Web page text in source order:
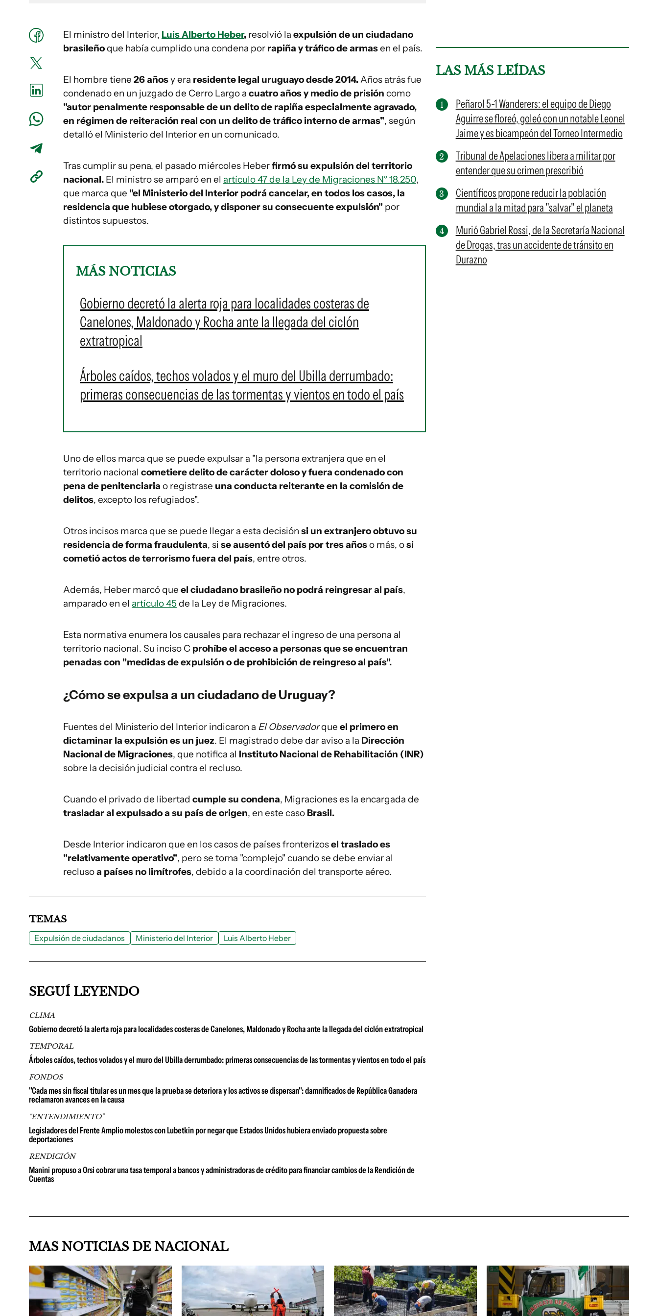
El ministro del Interior, Luis Alberto Heber, resolvió la expulsión de un ciudadano
brasileñoque había cumplido una condena por rapiña y tráfico de armasen el país.
El hombre tiene 26 añosy era residente legal uruguayo desde 2014.Años atrás fue
condenado en un juzgado de Cerro Largo a cuatro años y medio de prisión como
"autor penalmente responsable de un delito de rapiña especialmente agravado,
en régimen de reiteración real con un delito de tráfico interno de armas", según
detalló el Ministerio del Interior en un comunicado.
Tras cumplir su pena, el pasado miércoles Heberfirmó su expulsión del territorio
nacional. El ministro se amparó en el artículo 47 de la Ley de Migraciones N° 18.250,
que marca que "el Ministerio del Interior podrá cancelar, en todos los casos, la
residencia que hubiese otorgado, y disponer su consecuente expulsión" por
distintos supuestos.
MÁS NOTICIAS
Gobierno decretó la alerta roja para localidades costeras de
Canelones, Maldonado y Rocha ante la llegada del ciclón
extratropical
Árboles caídos, techos volados y el muro del Ubilla derrumbado:
primeras consecuencias de las tormentas y vientos en todo el país
Uno de ellos marca que se puede expulsar a "la persona extranjera que en el
territorio nacional cometiere delito de carácter doloso y fuera condenado con
pena de penitenciaria o registrase una conducta reiterante en la comisión de
delitos, excepto los refugiados".
Otros incisos marca que se puede llegar a esta decisión si un extranjero obtuvo su
residencia de forma fraudulenta, si se ausentó del país por tres añoso más, osi
cometió actos de terrorismo fuera del país, entre otros.
Además, Heber marcó que el ciudadano brasileño no podrá reingresar al país,
amparado en el artículo 45 de la Ley de Migraciones.
Esta normativa enumera los causales para rechazar el ingreso de una persona al
territorio nacional. Su inciso C prohíbe el acceso a personas que se encuentran
penadas con "medidas de expulsión o de prohibición de reingreso al país".
¿Cómo se expulsa a un ciudadano de Uruguay?
Fuentes del Ministerio del Interior indicaron a El Observadorque el primero en
dictaminar la expulsión es un juez. El magistrado debe dar aviso a la Dirección
Nacional de Migraciones, que notifica al Instituto Nacional de Rehabilitación (INR)
sobre la decisión judicial contra el recluso.
Cuando el privado de libertad cumple su condena, Migraciones es la encargada de
trasladar al expulsado a su país de origen, en este caso Brasil.
Desde Interior indicaron que en los casos de países fronterizosel traslado es
"relativamente operativo", pero se torna "complejo" cuando se debe enviar al
reclusoa países no limítrofes, debido a la coordinación del transporte aéreo.
LAS MÁS LEÍDAS
Peñarol 5-1 Wanderers: el equipo de Diego
Aguirre se floreó, goleó con un notable Leonel
Jaime y es bicampeón del Torneo Intermedio
Tribunal de Apelaciones libera a militar por
entender que su crimen prescribió
Científicos propone reducir la población
mundial a la mitad para "salvar" el planeta
Murió Gabriel Rossi, de la Secretaría Nacional
de Drogas, tras un accidente de tránsito en
Durazno
TEMAS
Expulsión de ciudadanos Ministerio del Interior Luis Alberto Heber
SEGUÍ LEYENDO
CLIMA
Gobierno decretó la alerta roja para localidades costeras de Canelones, Maldonado y Rocha ante la llegada del ciclón extratropical
TEMPORAL
Árboles caídos, techos volados y el muro del Ubilla derrumbado: primeras consecuencias de las tormentas y vientos en todo el país
FONDOS
"Cada mes sin fiscal titular es un mes que la prueba se deteriora y los activos se dispersan": damnificados de República Ganadera
reclamaron avances en la causa
"ENTENDIMIENTO"
Legisladores del Frente Amplio molestos con Lubetkin por negar que Estados Unidos hubiera enviado propuesta sobre
deportaciones
RENDICIÓN
Manini propuso a Orsi cobrar una tasa temporal a bancos y administradoras de crédito para financiar cambios de la Rendición de
Cuentas
MAS NOTICIAS DE NACIONAL